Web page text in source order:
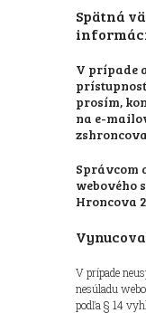
Spätná
V prípade
prosím,
na e-
Správcom
webového
Hroncova
V prípade
nesúladu
podľa § 14